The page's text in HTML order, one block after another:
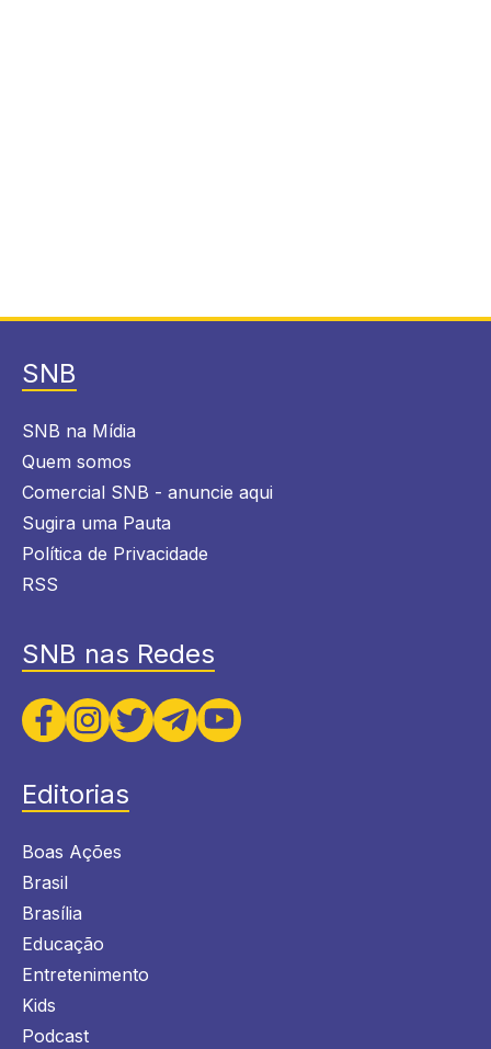
SNB
SNB na Mídia
Quem somos
Comercial SNB - anuncie aqui
Sugira uma Pauta
Política de Privacidade
RSS
SNB nas Redes
Editorias
Boas Ações
Brasil
Brasília
Educação
Entretenimento
Kids
Podcast